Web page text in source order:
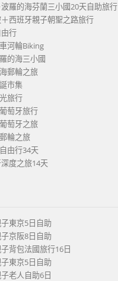
羅的海芬蘭三小國20天自助旅行
西班牙親子朝聖之路旅行
行
河輪Biking
的海三小國
郵輪之旅
市集
旅行
萄牙旅行
萄牙之旅
輪之旅
由行34天
度之旅14天
東京5日自助
京阪8日自助
背包法國旅行16日
東京5日自助
老人自助6日